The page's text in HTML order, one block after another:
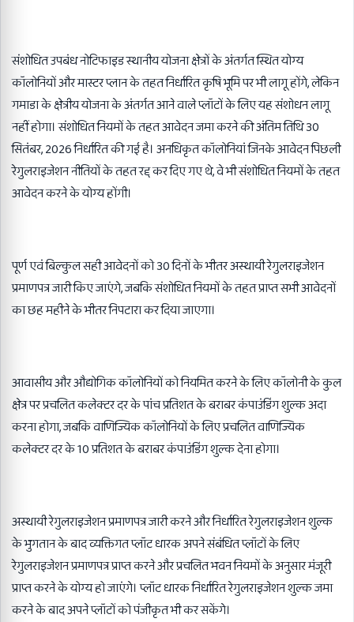
संशोधित उपबंध नोटिफाइड स्थानीय योजना क्षेत्रों के अंतर्गत स्थित योग्य
कॉलोनियों और मास्टर प्लान के तहत निर्धारित कृषि भूमि पर भी लागू होंगे, लेकिन
गमाडा के क्षेत्रीय योजना के अंतर्गत आने वाले प्लॉटों के लिए यह संशोधन लागू
नहीं होगा। संशोधित नियमों के तहत आवेदन जमा करने की अंतिम तिथि 30
सितंबर, 2026 निर्धारित की गई है। अनधिकृत कॉलोनियां जिनके आवेदन पिछली
रेगुलराइजेशन नीतियों के तहत रद्द कर दिए गए थे, वे भी संशोधित नियमों के तहत
आवेदन करने के योग्य होंगी।
पूर्ण एवं बिल्कुल सही आवेदनों को 30 दिनों के भीतर अस्थायी रेगुलराइजेशन
प्रमाणपत्र जारी किए जाएंगे, जबकि संशोधित नियमों के तहत प्राप्त सभी आवेदनों
का छह महीने के भीतर निपटारा कर दिया जाएगा।
आवासीय और औद्योगिक कॉलोनियों को नियमित करने के लिए कॉलोनी के कुल
क्षेत्र पर प्रचलित कलेक्टर दर के पांच प्रतिशत के बराबर कंपाउंडिंग शुल्क अदा
करना होगा, जबकि वाणिज्यिक कॉलोनियों के लिए प्रचलित वाणिज्यिक
कलेक्टर दर के 10 प्रतिशत के बराबर कंपाउंडिंग शुल्क देना होगा।
अस्थायी रेगुलराइजेशन प्रमाणपत्र जारी करने और निर्धारित रेगुलराइजेशन शुल्क
के भुगतान के बाद व्यक्तिगत प्लॉट धारक अपने संबंधित प्लॉटों के लिए
रेगुलराइजेशन प्रमाणपत्र प्राप्त करने और प्रचलित भवन नियमों के अनुसार मंजूरी
प्राप्त करने के योग्य हो जाएंगे। प्लॉट धारक निर्धारित रेगुलराइजेशन शुल्क जमा
करने के बाद अपने प्लॉटों को पंजीकृत भी कर सकेंगे।